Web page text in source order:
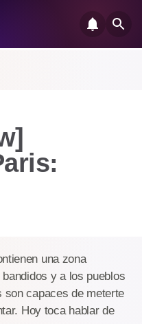
una zona
y a los pueblos
son capaces de meterte
Hoy toca hablar de